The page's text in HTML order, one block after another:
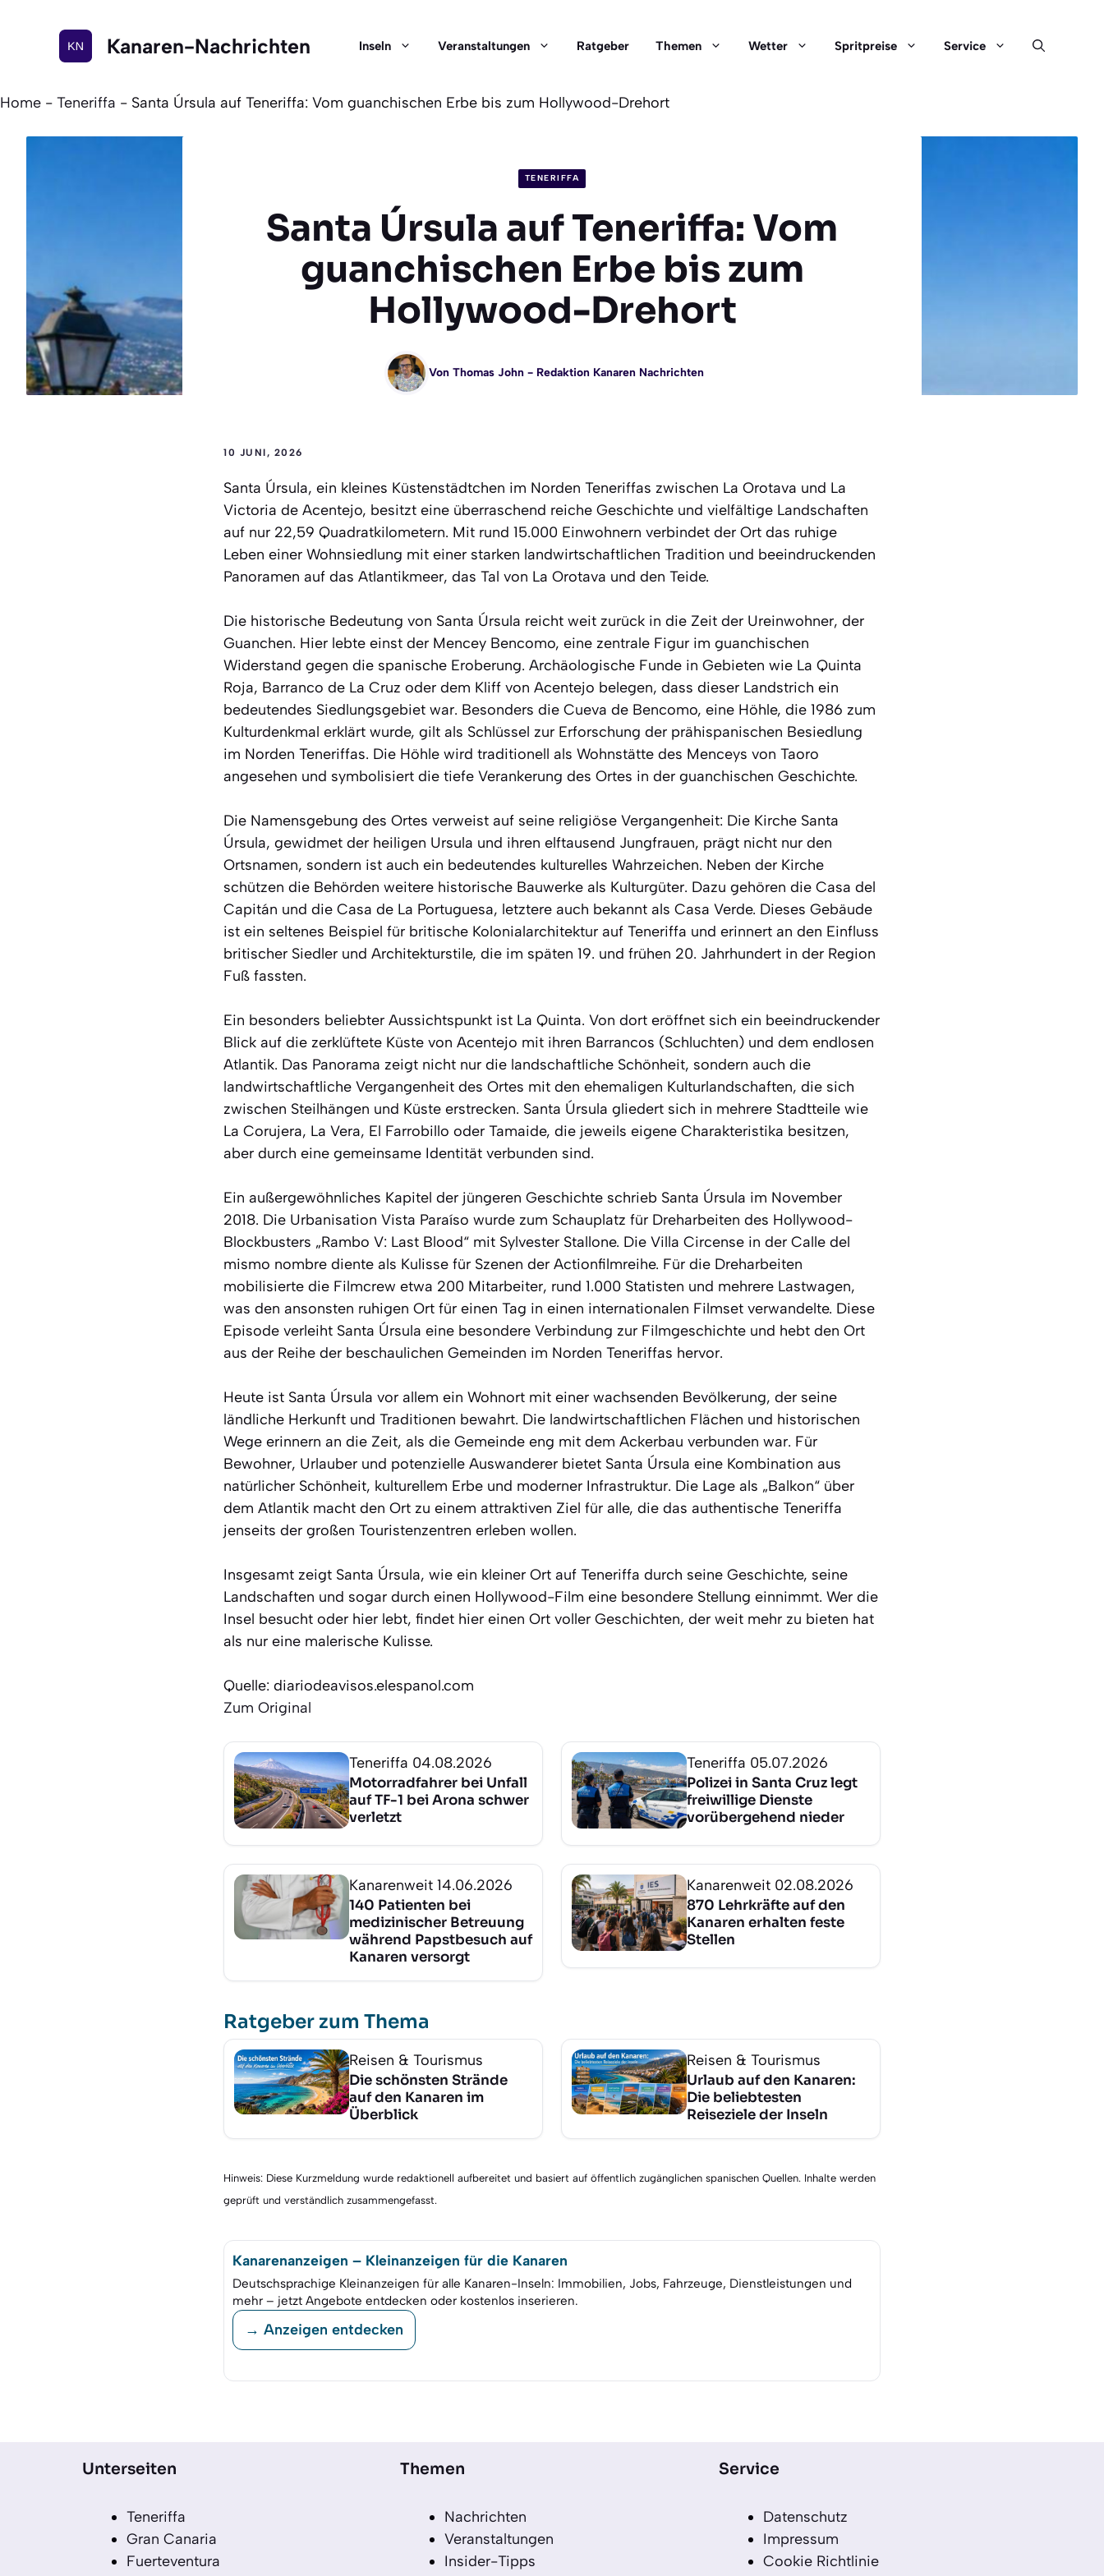
Kanaren-Nachrichten Inseln Veranstaltungen Ratgeber Themen Wetter Spritpreise Service
Home - Teneriffa - Santa Úrsula auf Teneriffa: Vom guanchischen Erbe bis zum Hollywood-Drehort
TENERIFFA
Santa Úrsula auf Teneriffa: Vom
guanchischen Erbe bis zum
Hollywood-Drehort
Von Thomas John- Redaktion Kanaren Nachrichten
10 JUNI, 2026
Santa Úrsula, ein kleines Küstenstädtchen im Norden Teneriffas zwischen La Orotava und La
Victoria de Acentejo, besitzt eine überraschend reiche Geschichte und vielfältige Landschaften
auf nur 22,59 Quadratkilometern. Mit rund 15.000 Einwohnern verbindet der Ort das ruhige
Leben einer Wohnsiedlung mit einer starken landwirtschaftlichen Tradition und beeindruckenden
Panoramen auf das Atlantikmeer, das Tal von La Orotava und den Teide.
Die historische Bedeutung von Santa Úrsula reicht weit zurück in die Zeit der Ureinwohner, der
Guanchen. Hier lebte einst der Mencey Bencomo, eine zentrale Figur im guanchischen
Widerstand gegen die spanische Eroberung. Archäologische Funde in Gebieten wie La Quinta
Roja, Barranco de La Cruz oder dem Kliff von Acentejo belegen, dass dieser Landstrich ein
bedeutendes Siedlungsgebiet war. Besonders die Cueva de Bencomo, eine Höhle, die 1986 zum
Kulturdenkmal erklärt wurde, gilt als Schlüssel zur Erforschung der prähispanischen Besiedlung
im Norden Teneriffas. Die Höhle wird traditionell als Wohnstätte des Menceys von Taoro
angesehen und symbolisiert die tiefe Verankerung des Ortes in der guanchischen Geschichte.
Die Namensgebung des Ortes verweist auf seine religiöse Vergangenheit: Die Kirche Santa
Úrsula, gewidmet der heiligen Ursula und ihren elftausend Jungfrauen, prägt nicht nur den
Ortsnamen, sondern ist auch ein bedeutendes kulturelles Wahrzeichen. Neben der Kirche
schützen die Behörden weitere historische Bauwerke als Kulturgüter. Dazu gehören die Casa del
Capitán und die Casa de La Portuguesa, letztere auch bekannt als Casa Verde. Dieses Gebäude
ist ein seltenes Beispiel für britische Kolonialarchitektur auf Teneriffa und erinnert an den Einfluss
britischer Siedler und Architekturstile, die im späten 19. und frühen 20. Jahrhundert in der Region
Fuß fassten.
Ein besonders beliebter Aussichtspunkt ist La Quinta. Von dort eröffnet sich ein beeindruckender
Blick auf die zerklüftete Küste von Acentejo mit ihren Barrancos (Schluchten) und dem endlosen
Atlantik. Das Panorama zeigt nicht nur die landschaftliche Schönheit, sondern auch die
landwirtschaftliche Vergangenheit des Ortes mit den ehemaligen Kulturlandschaften, die sich
zwischen Steilhängen und Küste erstrecken. Santa Úrsula gliedert sich in mehrere Stadtteile wie
La Corujera, La Vera, El Farrobillo oder Tamaide, die jeweils eigene Charakteristika besitzen,
aber durch eine gemeinsame Identität verbunden sind.
Ein außergewöhnliches Kapitel der jüngeren Geschichte schrieb Santa Úrsula im November
2018. Die Urbanisation Vista Paraíso wurde zum Schauplatz für Dreharbeiten des Hollywood-
Blockbusters „Rambo V: Last Blood“ mit Sylvester Stallone. Die Villa Circense in der Calle del
mismo nombre diente als Kulisse für Szenen der Actionfilmreihe. Für die Dreharbeiten
mobilisierte die Filmcrew etwa 200 Mitarbeiter, rund 1.000 Statisten und mehrere Lastwagen,
was den ansonsten ruhigen Ort für einen Tag in einen internationalen Filmset verwandelte. Diese
Episode verleiht Santa Úrsula eine besondere Verbindung zur Filmgeschichte und hebt den Ort
aus der Reihe der beschaulichen Gemeinden im Norden Teneriffas hervor.
Heute ist Santa Úrsula vor allem ein Wohnort mit einer wachsenden Bevölkerung, der seine
ländliche Herkunft und Traditionen bewahrt. Die landwirtschaftlichen Flächen und historischen
Wege erinnern an die Zeit, als die Gemeinde eng mit dem Ackerbau verbunden war. Für
Bewohner, Urlauber und potenzielle Auswanderer bietet Santa Úrsula eine Kombination aus
natürlicher Schönheit, kulturellem Erbe und moderner Infrastruktur. Die Lage als „Balkon“ über
dem Atlantik macht den Ort zu einem attraktiven Ziel für alle, die das authentische Teneriffa
jenseits der großen Touristenzentren erleben wollen.
Insgesamt zeigt Santa Úrsula, wie ein kleiner Ort auf Teneriffa durch seine Geschichte, seine
Landschaften und sogar durch einen Hollywood-Film eine besondere Stellung einnimmt. Wer die
Insel besucht oder hier lebt, findet hier einen Ort voller Geschichten, der weit mehr zu bieten hat
als nur eine malerische Kulisse.
Quelle: diariodeavisos.elespanol.com
Zum Original
Teneriffa 04.08.2026
Motorradfahrer bei Unfall
auf TF-1 bei Arona schwer
verletzt
Teneriffa 05.07.2026
Polizei in Santa Cruz legt
freiwillige Dienste
vorübergehend nieder
Kanarenweit 14.06.2026
140 Patienten bei
medizinischer Betreuung
während Papstbesuch auf
Kanaren versorgt
Kanarenweit 02.08.2026
870 Lehrkräfte auf den
Kanaren erhalten feste
Stellen
Ratgeber zum Thema
Reisen & Tourismus
Die schönsten Strände
auf den Kanaren im
Überblick
Reisen & Tourismus
Urlaub auf den Kanaren:
Die beliebtesten
Reiseziele der Inseln
Hinweis: Diese Kurzmeldung wurde redaktionell aufbereitet und basiert auf öffentlich zugänglichen spanischen Quellen. Inhalte werden
geprüft und verständlich zusammengefasst.
Kanarenanzeigen – Kleinanzeigen für die Kanaren
Deutschsprachige Kleinanzeigen für alle Kanaren-Inseln: Immobilien, Jobs, Fahrzeuge, Dienstleistungen und
mehr – jetzt Angebote entdecken oder kostenlos inserieren.
→ Anzeigen entdecken
Unterseiten
Teneriffa
Gran Canaria
Fuerteventura
Themen
Nachrichten
Veranstaltungen
Insider-Tipps
Service
Datenschutz
Impressum
Cookie Richtlinie